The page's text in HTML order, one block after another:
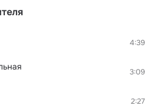
4:39
3:09
2:27